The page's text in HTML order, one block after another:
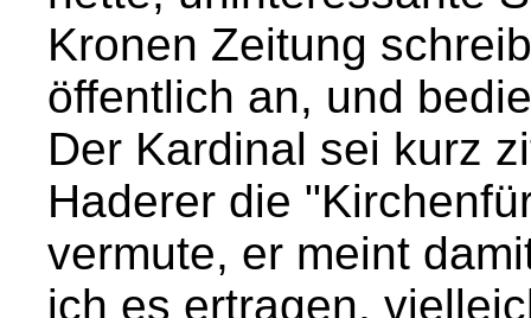
Kronen Zeitung
öffentlich an, und
Der Kardinal sei kurz
Haderer die
vermute, er meint
ich es ertragen,